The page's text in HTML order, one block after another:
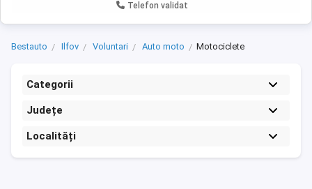
Telefon validat
Bestauto Ilfov Voluntari Auto moto Motociclete
Categorii
Județe
Localități